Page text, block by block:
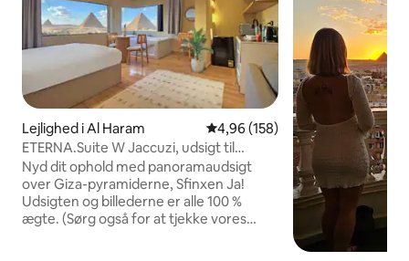
Lejlighed i Al Haram 4,96 ud af 5 i gennemsnitlig
4,96 (158)
ETERNA.Suite W Jaccuzi, udsigt til
pyramiderne og balkon
Nyd dit ophold med panoramaudsigt
over Giza-pyramiderne, Sfinxen Ja!
Udsigten og billederne er alle 100 %
ægte. (Sørg også for at tjekke vores